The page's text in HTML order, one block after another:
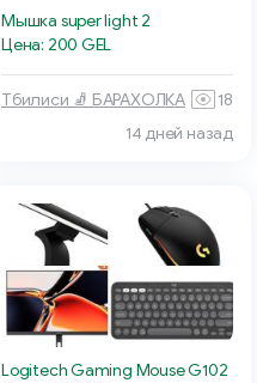
Мышка super light 2
Цена: 200 GEL
Тбилиси 🧦 БАРАХОЛКА
18
14 дней назад
Logitech Gaming Mouse G102